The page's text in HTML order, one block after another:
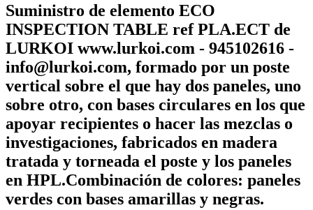
Suministro de elemento ECO
INSPECTION TABLE ref PLA.ECT de
LURKOI www.lurkoi.com - 945102616 -
info@lurkoi.com, formado por un poste
vertical sobre el que hay dos paneles, uno
sobre otro, con bases circulares en los que
apoyar recipientes o hacer las mezclas o
investigaciones, fabricados en madera
tratada y torneada el poste y los paneles
en HPL.Combinación de colores: paneles
verdes con bases amarillas y negras.